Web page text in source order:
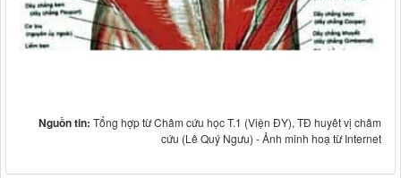
Nguồn tin: Tổng hợp từ Châm cứu học T.1 (Viện ĐY), TĐ huyêt vị châm
cứu (Lê Quý Ngưu) - Ảnh minh hoạ từ Internet